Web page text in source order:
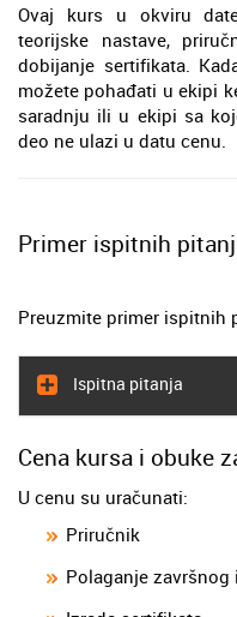
Ovaj kurs u okviru
teorijske nastave,
dobijanje sertifikata.
možete pohađati u ekipi
saradnju ili u ekipi sa
deo ne ulazi u datu cenu.
Primer ispitnih
Preuzmite primer ispitnih
Ispitna pitanja
Cena kursa i obuke
U cenu su uračunati:
Priručnik
Polaganje završnog